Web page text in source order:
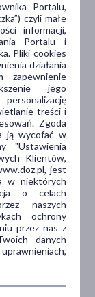
– które są
Urszula
Krzesiak
Portalu,
czyli małe
informacji,
Portalu i
Pliki cookies
działania
zapewnienie
jego
treści i
Zgoda
ją wycofać w
"Ustawienia
Klientów,
jest
w niektórych
o celach
naszych
ochrony
przez nas z
danych